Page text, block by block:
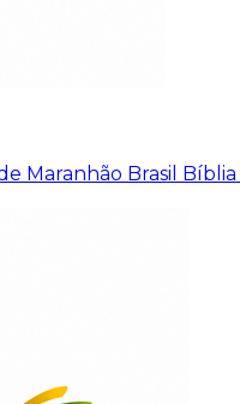
Maranhão Brasil Bíblia